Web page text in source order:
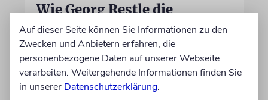
Wie Georg Restle die
Glaubwürdigkeit des ÖRR
untergräbt
Nach dem X-Post des Journalisten hat sich
Felix Schotland, Vorstand der Synagogen-
Gemeinde Köln, an WDR-
Auf dieser Seite können Sie Informationen zu den
Zwecken und Anbietern erfahren, die
personenbezogene Daten auf unserer Webseite
verarbeiten. Weitergehende Informationen finden Sie
in unserer Datenschutzerklärung.